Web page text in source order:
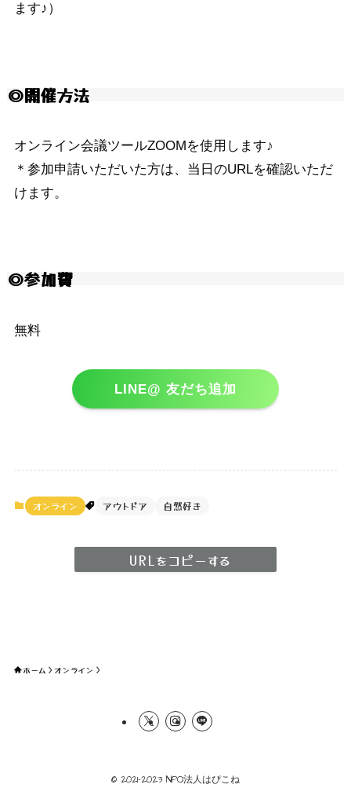
ます♪）
◎開催方法
オンライン会議ツールZOOMを使用します♪
＊参加申請いただいた方は、当日のURLを確認いただ
けます。
◎参加費
無料
LINE@ 友だち追加
オンライン アウトドア 自然好き
URLをコピーする
ホーム オンライン
© 2021-2023 NPO法人はぴこね